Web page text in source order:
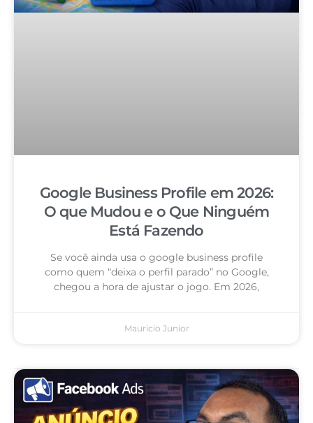
Google Business Profile em 2026:
O que Mudou e o Que Ninguém
Está Fazendo
Se você ainda usa o google business profile
como quem “deixa o perfil parado” no Google,
chegou a hora de ajustar o jogo. Em 2026,
Mauricio Junior